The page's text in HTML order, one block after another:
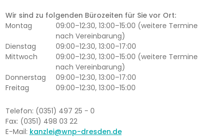
Wir sind zu folgenden Bürozeiten für Sie vor Ort:
Montag
09:00–12:30, 13:00–15:00 (weitere Termine
nach Vereinbarung)
Dienstag
09:00–12:30, 13:00–17:00
Mittwoch
09:00–12:30, 13:00–15:00 (weitere Termine
nach Vereinbarung)
Donnerstag
09:00–12:30, 13:00–17:00
Freitag
09:00–12:30, 13:00–15:00
Telefon: (0351) 497 25 - 0
Fax: (0351) 498 03 22
E-Mail: kanzlei@wnp-dresden.de